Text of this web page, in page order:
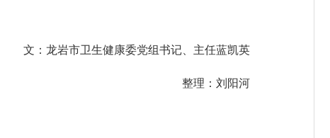
文：龙岩市卫生健康委党组书记、主任蓝凯英
整理：刘阳河